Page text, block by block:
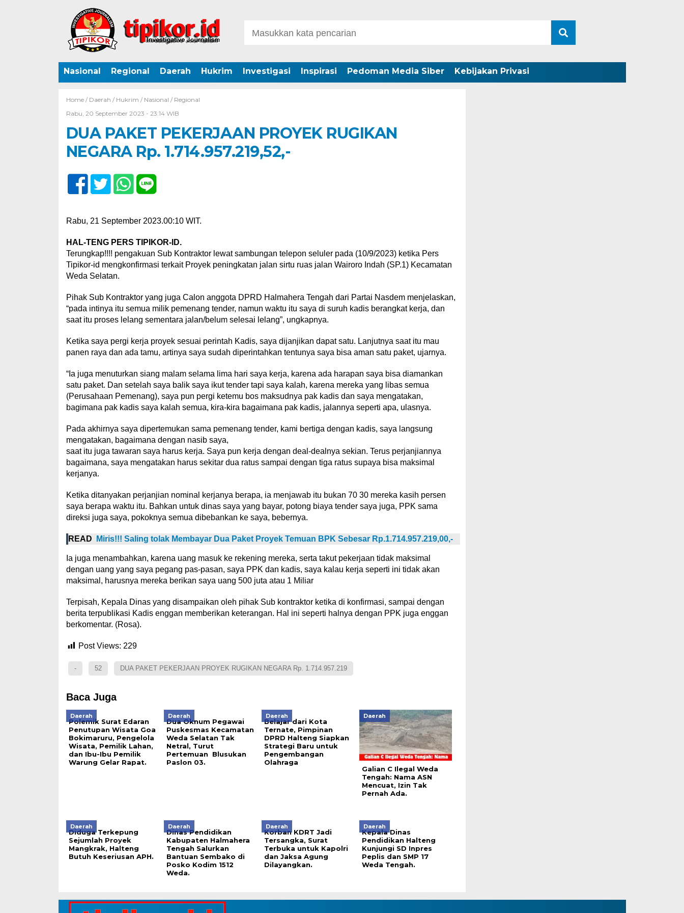
Nasional Regional Daerah Hukrim Investigasi Inspirasi Pedoman Media Siber Kebijakan Privasi
Home / Daerah / Hukrim / Nasional / Regional
Rabu, 20 September 2023 - 23:14 WIB
DUA PAKET PEKERJAAN PROYEK RUGIKAN
NEGARA Rp. 1.714.957.219,52,-
Rabu, 21 September 2023.00:10 WIT.
HAL-TENG PERS TIPIKOR-ID.
Terungkap!!!! pengakuan Sub Kontraktor lewat sambungan telepon seluler pada (10/9/2023) ketika Pers
Tipikor-id mengkonfirmasi terkait Proyek peningkatan jalan sirtu ruas jalan Wairoro Indah (SP.1) Kecamatan
Weda Selatan.
Pihak Sub Kontraktor yang juga Calon anggota DPRD Halmahera Tengah dari Partai Nasdem menjelaskan,
“pada intinya itu semua milik pemenang tender, namun waktu itu saya di suruh kadis berangkat kerja, dan
saat itu proses lelang sementara jalan/belum selesai lelang”, ungkapnya.
Ketika saya pergi kerja proyek sesuai perintah Kadis, saya dijanjikan dapat satu. Lanjutnya saat itu mau
panen raya dan ada tamu, artinya saya sudah diperintahkan tentunya saya bisa aman satu paket, ujarnya.
“Ia juga menuturkan siang malam selama lima hari saya kerja, karena ada harapan saya bisa diamankan
satu paket. Dan setelah saya balik saya ikut tender tapi saya kalah, karena mereka yang libas semua
(Perusahaan Pemenang), saya pun pergi ketemu bos maksudnya pak kadis dan saya mengatakan,
bagimana pak kadis saya kalah semua, kira-kira bagaimana pak kadis, jalannya seperti apa, ulasnya.
Pada akhirnya saya dipertemukan sama pemenang tender, kami bertiga dengan kadis, saya langsung
mengatakan, bagaimana dengan nasib saya,
saat itu juga tawaran saya harus kerja. Saya pun kerja dengan deal-dealnya sekian. Terus perjanjiannya
bagaimana, saya mengatakan harus sekitar dua ratus sampai dengan tiga ratus supaya bisa maksimal
kerjanya.
Ketika ditanyakan perjanjian nominal kerjanya berapa, ia menjawab itu bukan 70 30 mereka kasih persen
saya berapa waktu itu. Bahkan untuk dinas saya yang bayar, potong biaya tender saya juga, PPK sama
direksi juga saya, pokoknya semua dibebankan ke saya, bebernya.
READ Miris!!! Saling tolak Membayar Dua Paket Proyek Temuan BPK Sebesar Rp.1.714.957.219,00,-
Ia juga menambahkan, karena uang masuk ke rekening mereka, serta takut pekerjaan tidak maksimal
dengan uang yang saya pegang pas-pasan, saya PPK dan kadis, saya kalau kerja seperti ini tidak akan
maksimal, harusnya mereka berikan saya uang 500 juta atau 1 Miliar
Terpisah, Kepala Dinas yang disampaikan oleh pihak Sub kontraktor ketika di konfirmasi, sampai dengan
berita terpublikasi Kadis enggan memberikan keterangan. Hal ini seperti halnya dengan PPK juga enggan
berkomentar. (Rosa).
Post Views: 229
- 52 DUA PAKET PEKERJAAN PROYEK RUGIKAN NEGARA Rp. 1.714.957.219
Baca Juga
Daerah
Polemik Surat Edaran
Penutupan Wisata Goa
Bokimaruru, Pengelola
Wisata, Pemilik Lahan,
dan Ibu-Ibu Pemilik
Warung Gelar Rapat.
Daerah
Dua Oknum Pegawai
Puskesmas Kecamatan
Weda Selatan Tak
Netral, Turut
Pertemuan Blusukan
Paslon 03.
Daerah
Belajar dari Kota
Ternate, Pimpinan
DPRD Halteng Siapkan
Strategi Baru untuk
Pengembangan
Olahraga
Daerah
Galian C Ilegal Weda
Tengah: Nama ASN
Mencuat, Izin Tak
Pernah Ada.
Daerah
Diduga Terkepung
Sejumlah Proyek
Mangkrak, Halteng
Butuh Keseriusan APH.
Daerah
Dinas Pendidikan
Kabupaten Halmahera
Tengah Salurkan
Bantuan Sembako di
Posko Kodim 1512
Weda.
Daerah
Korban KDRT Jadi
Tersangka, Surat
Terbuka untuk Kapolri
dan Jaksa Agung
Dilayangkan.
Daerah
Kepala Dinas
Pendidikan Halteng
Kunjungi SD Inpres
Peplis dan SMP 17
Weda Tengah.